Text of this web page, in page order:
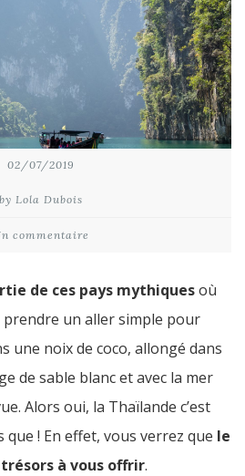
02/07/2019
by Lola Dubois
commentaire
de ces pays mythiquesoù
un aller simple pour
une noix de coco, allongé dans
de sable blanc et avec la mer
Alors oui, la Thaïlande c’est
que ! En effet, vous verrez que le
à vous offrir.